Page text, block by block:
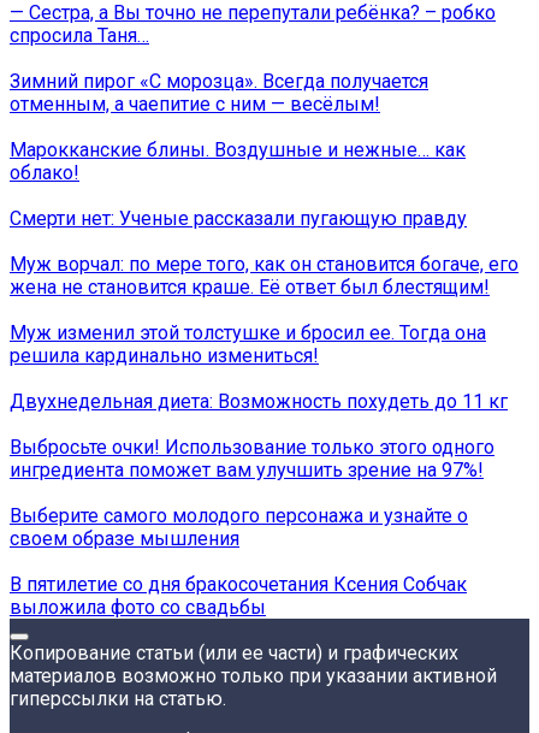
— Сестра, а Вы точно не перепутали ребёнка? – робко
спросила Таня…
Зимний пирог «С морозца». Всегда получается
отменным, а чаепитие с ним — весёлым!
Марокканские блины. Воздушные и нежные… как
облако!
Смерти нет: Ученые рассказали пугающую правду
Муж ворчал: по мере того, как он становится богаче, его
жена не становится краше. Её ответ был блестящим!
Муж изменил этой толстушке и бросил ее. Тогда она
решила кардинально измениться!
Двухнедельная диета: Возможность похудеть до 11 кг
Выбросьте очки! Использование только этого одного
ингредиента поможет вам улучшить зрение на 97%!
Выберите самого молодого персонажа и узнайте о
своем образе мышления
В пятилетие со дня бракосочетания Ксения Собчак
выложила фото со свадьбы
Копирование статьи (или ее части) и графических
материалов возможно только при указании активной
гиперссылки на статью.